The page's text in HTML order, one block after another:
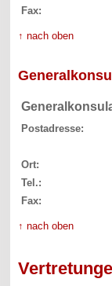
Fax:
↑ nach oben
Postadresse:
Ort:
Tel.:
Fax:
↑ nach oben